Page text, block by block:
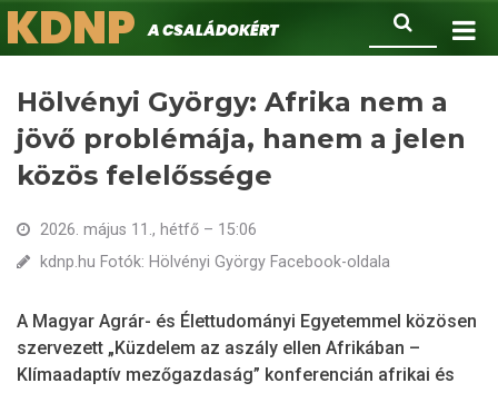
Ugrás
a
Keresés
KDNPA családokért.
Hölvényi György: Afrika nem a
jövő problémája, hanem a jelen
közös felelőssége
2026. május 11., hétfő – 15:06
kdnp.hu Fotók: Hölvényi György Facebook-oldala
A Magyar Agrár- és Élettudományi Egyetemmel közösen
szervezett „Küzdelem az aszály ellen Afrikában –
Klímaadaptív mezőgazdaság” konferencián afrikai és